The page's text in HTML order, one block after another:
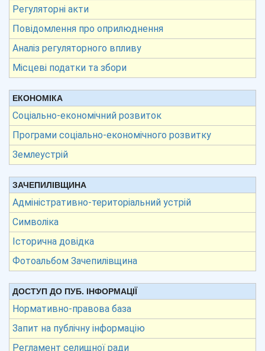
Регуляторні акти
Повідомлення про оприлюднення
Аналіз регуляторного впливу
Місцеві податки та збори
ЕКОНОМІКА
Соціально-економічний розвиток
Програми соціально-економічного розвитку
Землеустрій
ЗАЧЕПИЛІВЩИНА
Адміністративно-територіальний устрій
Символіка
Історична довідка
Фотоальбом Зачепилівщина
ДОСТУП ДО ПУБ. ІНФОРМАЦІЇ
Нормативно-правова база
Запит на публічну інформацію
Регламент селищної ради